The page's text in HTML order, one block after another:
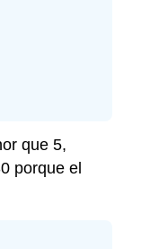
que 5,
porque el